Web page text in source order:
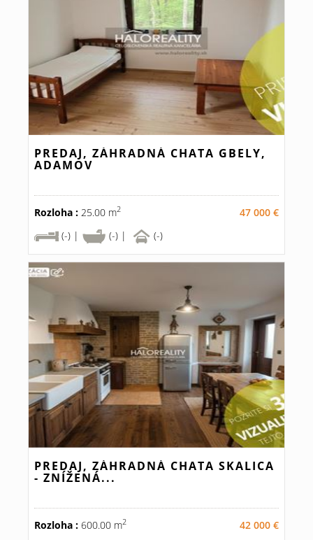
PREDAJ, ZÁHRADNÁ CHATA GBELY,
ADAMOV
Rozloha : 25.00 m2
47 000 €
(-) |
(-) | (-)
PREDAJ, ZÁHRADNÁ CHATA SKALICA
- ZNÍŽENÁ...
Rozloha : 600.00 m2
42 000 €